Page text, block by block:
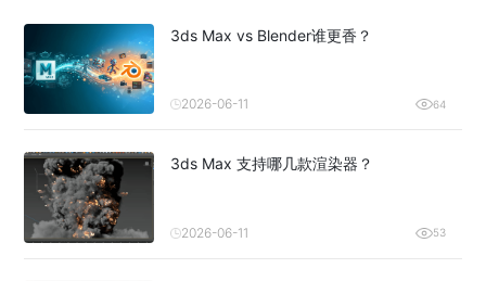
3ds Max vs Blender谁更香？
2026-06-11 64
3ds Max 支持哪几款渲染器？
2026-06-11 53